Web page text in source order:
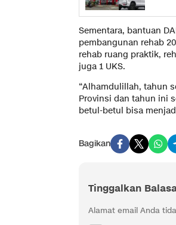
Sementara, bantuan
pembangunan rehab
rehab ruang praktik,
juga 1 UKS.
“Alhamdulillah, tahun
Provinsi dan tahun ini
betul-betul bisa
Bagikan
Tinggalkan
Alamat email Anda